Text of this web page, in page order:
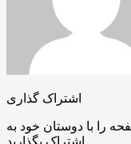
اشتراک گذاری
را با دوستان خود به
اشتراک بگذارید.